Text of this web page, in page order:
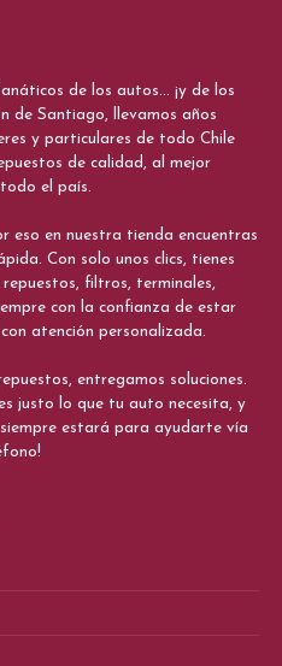
de los autos... ¡y de los
de Santiago, llevamos años
y particulares de todo Chile
de calidad, al mejor
el país.
eso en nuestra tienda encuentras
Con solo unos clics, tienes
filtros, terminales,
con la confianza de estar
atención personalizada.
entregamos soluciones.
justo lo que tu auto necesita, y
estará para ayudarte vía